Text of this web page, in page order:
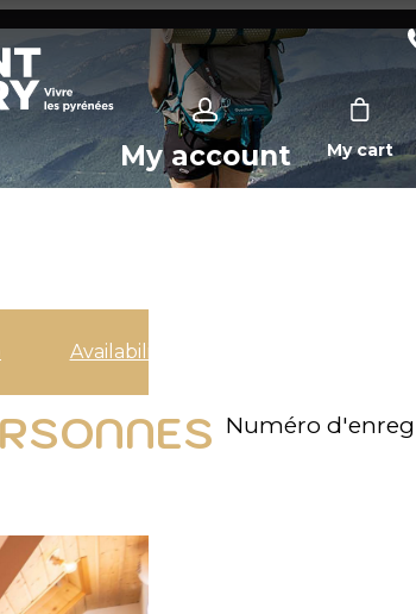
My account My cart
Availabilities
Numéro